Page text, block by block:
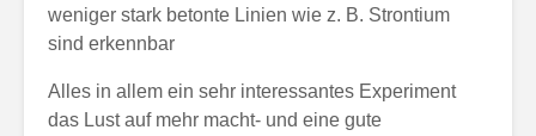
weniger stark betonte Linien wie z. B. Strontium
sind erkennbar
Alles in allem ein sehr interessantes Experiment
das Lust auf mehr macht- und eine gute